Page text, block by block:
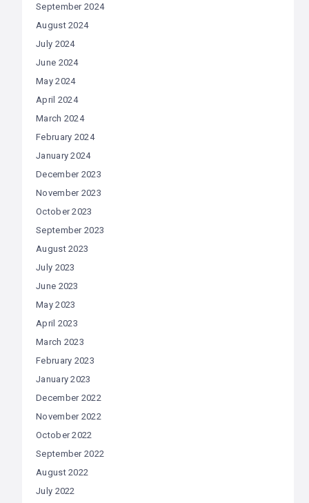
September 2024
August 2024
July 2024
June 2024
May 2024
April 2024
March 2024
February 2024
January 2024
December 2023
November 2023
October 2023
September 2023
August 2023
July 2023
June 2023
May 2023
April 2023
March 2023
February 2023
January 2023
December 2022
November 2022
October 2022
September 2022
August 2022
July 2022